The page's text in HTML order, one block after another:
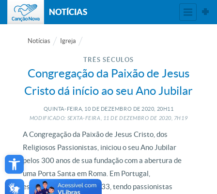
Open toolbar
NOTÍCIAS
Notícias Igreja
TRÊS SÉCULOS
Congregação da Paixão de Jesus
Cristo dá início ao seu Ano Jubilar
QUINTA-FEIRA, 10 DE DEZEMBRO DE 2020, 20H11
MODIFICADO: SEXTA-FEIRA, 11 DE DEZEMBRO DE 2020, 7H19
A Congregação da Paixão de Jesus Cristo, dos
Religiosos Passionistas, iniciou o seu Ano Jubilar
pelos 300 anos de sua fundação com a abertura de
uma Porta Santa em Roma. Em Portugal,
estabeleceram-se em 1933, tendo passionistas